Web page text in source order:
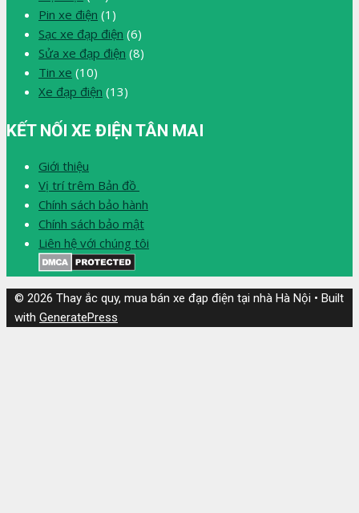
Pin xe điện (1)
Sạc xe đạp điện (6)
Sửa xe đạp điện (8)
Tin xe (10)
Xe đạp điện (13)
KẾT NỐI XE ĐIỆN TÂN MAI
Giới thiệu
Vị trí trêm Bản đồ
Chính sách bảo hành
Chính sách bảo mật
Liên hệ với chúng tôi
© 2026 Thay ắc quy, mua bán xe đạp điện tại nhà Hà Nội • Built
with GeneratePress